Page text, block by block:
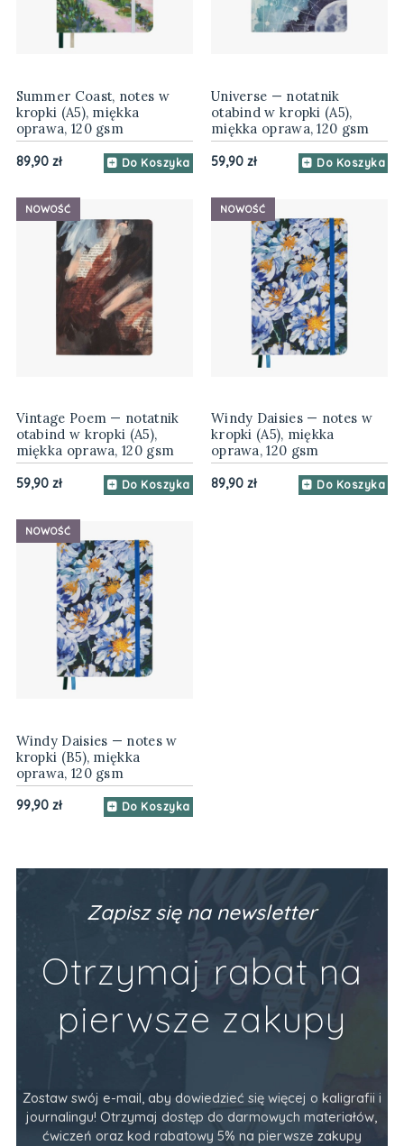
Summer Coast, notes w
kropki (A5), miękka
oprawa, 120 gsm
89,90 zł Do Koszyka
Universe — notatnik
otabind w kropki (A5),
miękka oprawa, 120 gsm
59,90 zł Do Koszyka
Vintage Poem — notatnik
otabind w kropki (A5),
miękka oprawa, 120 gsm
59,90 zł Do Koszyka
NOWOŚĆ
Windy Daisies — notes w
kropki (A5), miękka
oprawa, 120 gsm
89,90 zł Do Koszyka
NOWOŚĆ
Windy Daisies — notes w
kropki (B5), miękka
oprawa, 120 gsm
99,90 zł Do Koszyka
NOWOŚĆ
Zapisz się na newsletter
Otrzymaj rabat na
pierwsze zakupy
Zostaw swój e-mail, aby dowiedzieć się więcej o kaligrafii i
journalingu! Otrzymaj dostęp do darmowych materiałów,
ćwiczeń oraz kod rabatowy 5% na pierwsze zakupy